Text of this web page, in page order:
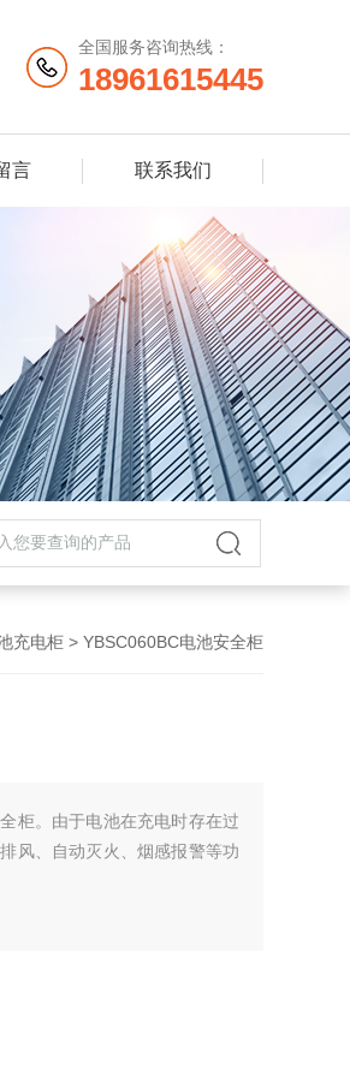
全国服务咨询热线：
18961615445
言 联系我们
充电柜 > YBSC060BC电池安全柜
柜。由于电池在充电时存在过
风、自动灭火、烟感报警等功